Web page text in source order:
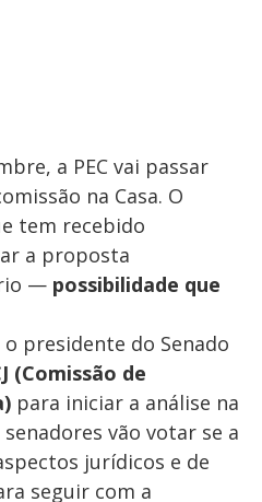
a PEC vai passar
na Casa. O
tem recebido
a proposta
— possibilidade que
presidente do Senado
(Comissão de
para iniciar a análise na
vão votar se a
jurídicos e de
seguir com a